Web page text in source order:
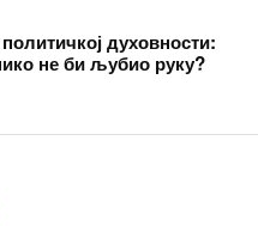
политичкој духовности:
не би љубио руку?